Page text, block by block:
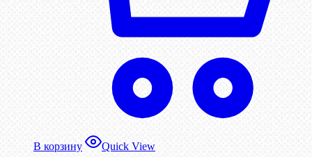
В корзину Quick View